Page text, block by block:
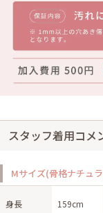
スタッフ着用コメ
Mサイズ(骨格ナチュ
身長 159cm